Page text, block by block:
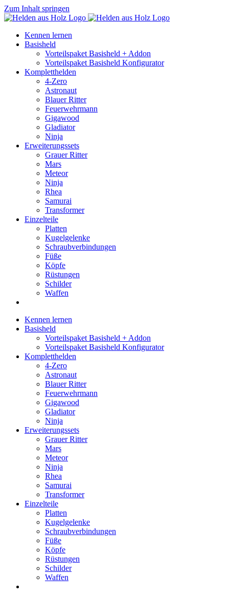
Zum Inhalt springen
Kennen lernen
Basisheld
Vorteilspaket Basisheld + Addon
Vorteilspaket Basisheld Konfigurator
Kompletthelden
4-Zero
Astronaut
Blauer Ritter
Feuerwehrmann
Gigawood
Gladiator
Ninja
Erweiterungssets
Grauer Ritter
Mars
Meteor
Ninja
Rhea
Samurai
Transformer
Einzelteile
Platten
Kugelgelenke
Schraubverbindungen
Füße
Köpfe
Rüstungen
Schilder
Waffen
Kennen lernen
Basisheld
Vorteilspaket Basisheld + Addon
Vorteilspaket Basisheld Konfigurator
Kompletthelden
4-Zero
Astronaut
Blauer Ritter
Feuerwehrmann
Gigawood
Gladiator
Ninja
Erweiterungssets
Grauer Ritter
Mars
Meteor
Ninja
Rhea
Samurai
Transformer
Einzelteile
Platten
Kugelgelenke
Schraubverbindungen
Füße
Köpfe
Rüstungen
Schilder
Waffen